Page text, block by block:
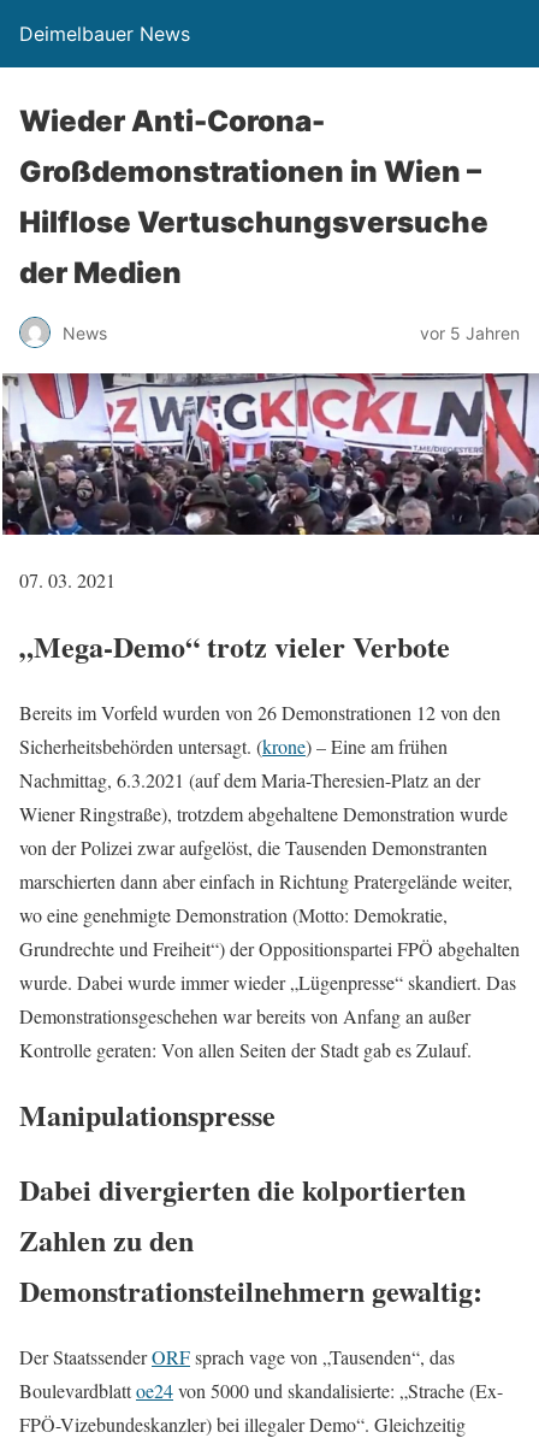
Deimelbauer News
Wieder Anti-Corona-
Großdemonstrationen in Wien –
Hilflose Vertuschungsversuche
der Medien
News vor 5 Jahren
07. 03. 2021
„Mega-Demo“ trotz vieler Verbote
Bereits im Vorfeld wurden von 26 Demonstrationen 12 von den
Sicherheitsbehörden untersagt. (krone) – Eine am frühen
Nachmittag, 6.3.2021 (auf dem Maria-Theresien-Platz an der
Wiener Ringstraße), trotzdem abgehaltene Demonstration wurde
von der Polizei zwar aufgelöst, die Tausenden Demonstranten
marschierten dann aber einfach in Richtung Pratergelände weiter,
wo eine genehmigte Demonstration (Motto: Demokratie,
Grundrechte und Freiheit“) der Oppositionspartei FPÖ abgehalten
wurde. Dabei wurde immer wieder „Lügenpresse“ skandiert. Das
Demonstrationsgeschehen war bereits von Anfang an außer
Kontrolle geraten: Von allen Seiten der Stadt gab es Zulauf.
Manipulationspresse
Dabei divergierten die kolportierten
Zahlen zu den
Demonstrationsteilnehmern gewaltig:
Der StaatssenderORFsprach vage von „Tausenden“, das
Boulevardblattoe24von 5000 und skandalisierte: „Strache (Ex-
FPÖ-Vizebundeskanzler) bei illegaler Demo“. Gleichzeitig